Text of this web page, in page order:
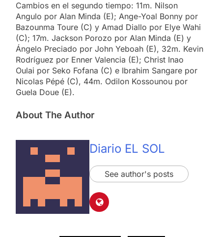
Cambios en el segundo tiempo: 11m. Nilson
Angulo por Alan Minda (E); Ange-Yoal Bonny por
Bazounma Toure (C) y Amad Diallo por Elye Wahi
(C); 17m. Jackson Porozo por Alan Minda (E) y
Ángelo Preciado por John Yeboah (E), 32m. Kevin
Rodríguez por Enner Valencia (E); Christ Inao
Oulai por Seko Fofana (C) e Ibrahim Sangare por
Nicolas Pépé (C), 44m. Odilon Kossounou por
Guela Doue (E).
About The Author
Diario EL SOL
See author's posts